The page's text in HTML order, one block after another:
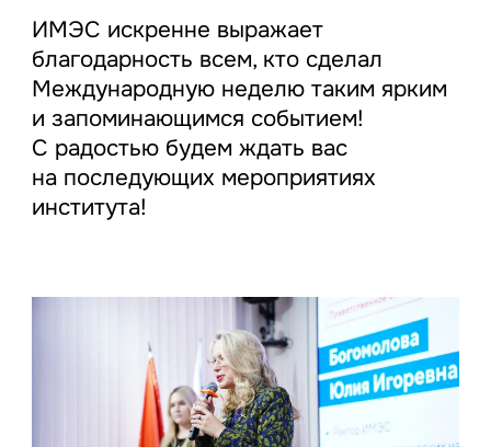
ИМЭС искренне выражает
благодарность всем, кто сделал
Международную неделю таким ярким
и запоминающимся событием!
С радостью будем ждать вас
на последующих мероприятиях
института!